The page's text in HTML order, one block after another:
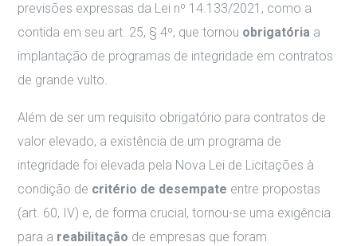
previsões expressas da Lei nº 14.133/2021, como a
contida em seu art. 25, § 4º, que tornou obrigatória a
implantação de programas de integridade em contratos
de grande vulto.
Além de ser um requisito obrigatório para contratos de
valor elevado, a existência de um programa de
integridade foi elevada pela Nova Lei de Licitações à
condição de critério de desempate entre propostas
(art. 60, IV) e, de forma crucial, tornou-se uma exigência
para a reabilitação de empresas que foram